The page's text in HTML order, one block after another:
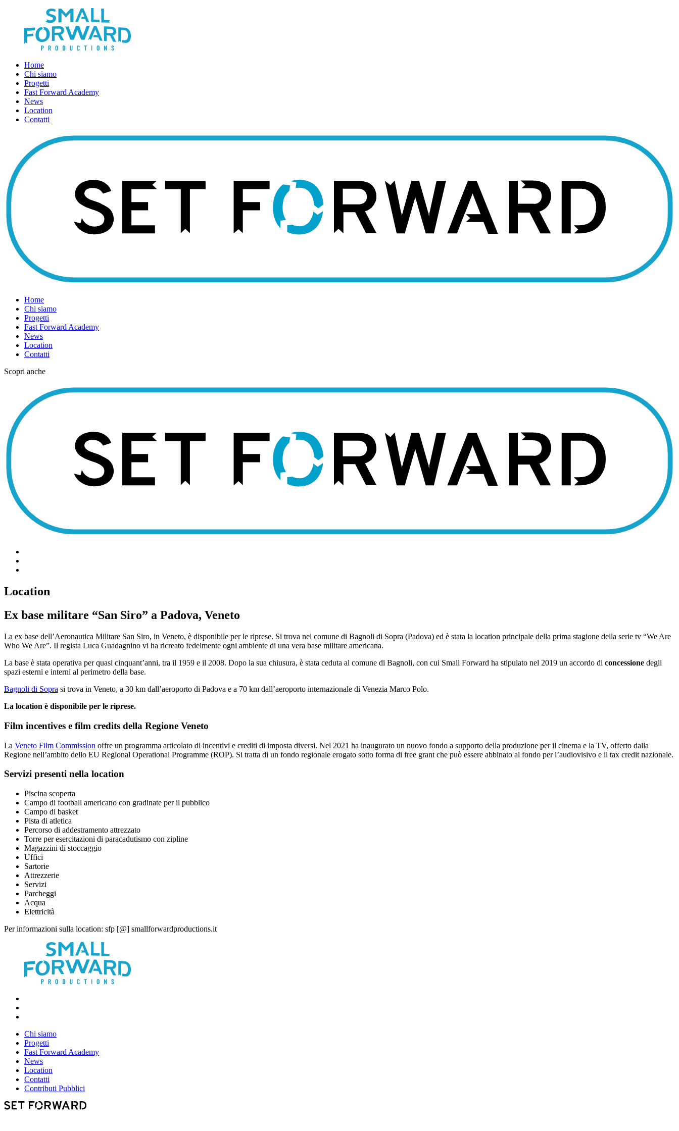
Home
Chi siamo
Progetti
Fast Forward Academy
News
Location
Contatti
Home
Chi siamo
Progetti
Fast Forward Academy
News
Location
Contatti
Scopri anche
Location
Ex base militare “San Siro” a Padova, Veneto
La ex base dell’Aeronautica Militare San Siro, in Veneto, è disponibile per le riprese. Si trova nel comune di Bagnoli di Sopra (Padova) ed è stata la location principale della prima stagione della serie tv “We Are
Who We Are”. Il regista Luca Guadagnino vi ha ricreato fedelmente ogni ambiente di una vera base militare americana.
La base è stata operativa per quasi cinquant’anni, tra il 1959 e il 2008. Dopo la sua chiusura, è stata ceduta al comune di Bagnoli, con cui Small Forward ha stipulato nel 2019 un accordo di concessione degli
spazi esterni e interni al perimetro della base.
Bagnoli di Sopra si trova in Veneto, a 30 km dall’aeroporto di Padova e a 70 km dall’aeroporto internazionale di Venezia Marco Polo.
La location è disponibile per le riprese.
Film incentives e film credits della Regione Veneto
La Veneto Film Commission offre un programma articolato di incentivi e crediti di imposta diversi. Nel 2021 ha inaugurato un nuovo fondo a supporto della produzione per il cinema e la TV, offerto dalla
Regione nell’ambito dello EU Regional Operational Programme (ROP). Si tratta di un fondo regionale erogato sotto forma di free grant che può essere abbinato al fondo per l’audiovisivo e il tax credit nazionale.
Servizi presenti nella location
Piscina scoperta
Campo di football americano con gradinate per il pubblico
Campo di basket
Pista di atletica
Percorso di addestramento attrezzato
Torre per esercitazioni di paracadutismo con zipline
Magazzini di stoccaggio
Uffici
Sartorie
Attrezzerie
Servizi
Parcheggi
Acqua
Elettricità
Per informazioni sulla location: sfp [@] smallforwardproductions.it
Chi siamo
Progetti
Fast Forward Academy
News
Location
Contatti
Contributi Pubblici